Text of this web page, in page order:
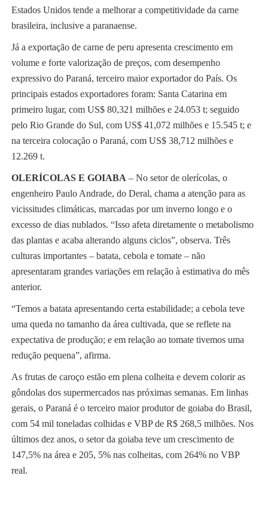
Estados Unidos tende a melhorar a competitividade da carne
brasileira, inclusive a paranaense.
Já a exportação de carne de peru apresenta crescimento em
volume e forte valorização de preços, com desempenho
expressivo do Paraná, terceiro maior exportador do País. Os
principais estados exportadores foram: Santa Catarina em
primeiro lugar, com US$ 80,321 milhões e 24.053 t; seguido
pelo Rio Grande do Sul, com US$ 41,072 milhões e 15.545 t; e
na terceira colocação o Paraná, com US$ 38,712 milhões e
12.269 t.
OLERÍCOLAS E GOIABA – No setor de olerícolas, o
engenheiro Paulo Andrade, do Deral, chama a atenção para as
vicissitudes climáticas, marcadas por um inverno longo e o
excesso de dias nublados. “Isso afeta diretamente o metabolismo
das plantas e acaba alterando alguns ciclos”, observa. Três
culturas importantes – batata, cebola e tomate – não
apresentaram grandes variações em relação à estimativa do mês
anterior.
“Temos a batata apresentando certa estabilidade; a cebola teve
uma queda no tamanho da área cultivada, que se reflete na
expectativa de produção; e em relação ao tomate tivemos uma
redução pequena”, afirma.
As frutas de caroço estão em plena colheita e devem colorir as
gôndolas dos supermercados nas próximas semanas. Em linhas
gerais, o Paraná é o terceiro maior produtor de goiaba do Brasil,
com 54 mil toneladas colhidas e VBP de R$ 268,5 milhões. Nos
últimos dez anos, o setor da goiaba teve um crescimento de
147,5% na área e 205, 5% nas colheitas, com 264% no VBP
real.